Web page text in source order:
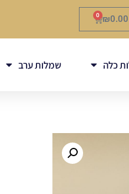
₪0.00
0
כלה שמלות ערב